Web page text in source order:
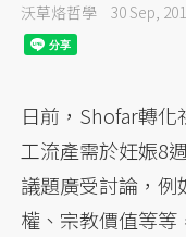
沃草烙哲學 30 Sep,
日前，Shofar轉化
工流產需於妊娠8
議題廣受討論，例
權、宗教價值等等